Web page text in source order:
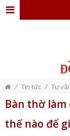
ĐỒ
GỖ
NỘI
/ Tin tức / Tư
Bàn thờ
thế nào để